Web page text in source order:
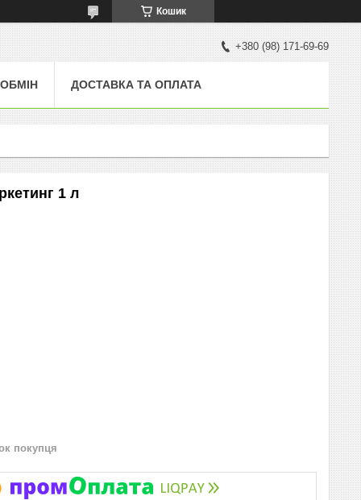
Кошик
+380 (98) 171-69-69
ДОСТАВКА ТА ОПЛАТА
1 л
покупця